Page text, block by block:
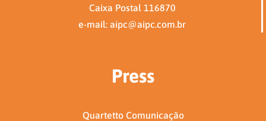
Caixa Postal 116870
e-mail: aipc@aipc.com.br
Press
Quartetto Comunicação